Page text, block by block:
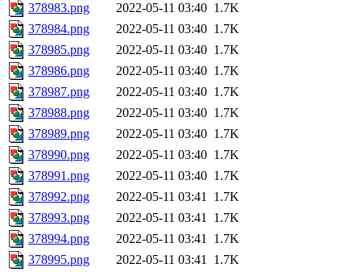
378983.png
2022-05-11 03:40 1.7K
378984.png
2022-05-11 03:40 1.7K
378985.png
2022-05-11 03:40 1.7K
378986.png
2022-05-11 03:40 1.7K
378987.png
2022-05-11 03:40 1.7K
378988.png
2022-05-11 03:40 1.7K
378989.png
2022-05-11 03:40 1.7K
378990.png
2022-05-11 03:40 1.7K
378991.png
2022-05-11 03:40 1.7K
378992.png
2022-05-11 03:41 1.7K
378993.png
2022-05-11 03:41 1.7K
378994.png
2022-05-11 03:41 1.7K
378995.png
2022-05-11 03:41 1.7K